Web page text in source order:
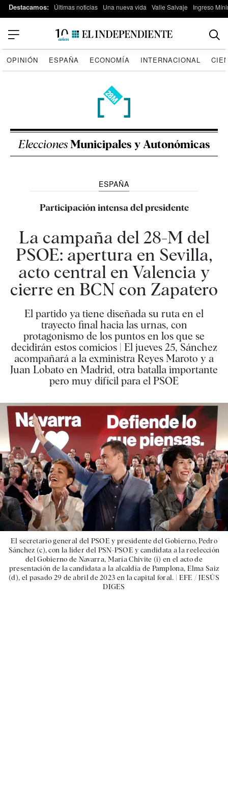
Destacamos: Últimas noticias Una nueva vida Valle Salvaje Ingreso
OPINIÓN ESPAÑA ECONOMÍA INTERNACIONAL
EleccionesMunicipales y Autonómicas
ESPAÑA
Participación intensa del presidente
La campaña del 28-M del
PSOE: apertura en Sevilla,
acto central en Valencia y
cierre en BCN con Zapatero
El partido ya tiene diseñada su ruta en el
trayecto final hacia las urnas, con
protagonismo de los puntos en los que se
decidirán estos comicios | El jueves 25, Sánchez
acompañará a la exministra Reyes Maroto y a
Juan Lobato en Madrid, otra batalla importante
pero muy difícil para el PSOE
El secretario general del PSOE y presidente del Gobierno, Pedro
Sánchez (c), con la líder del PSN-PSOE y candidata a la reelección
del Gobierno de Navarra, María Chivite (i) en el acto de
presentación de la candidata a la alcaldía de Pamplona, Elma Saiz
(d), el pasado 29 de abril de 2023 en la capital foral. | EFE / JESÚS
DIGES